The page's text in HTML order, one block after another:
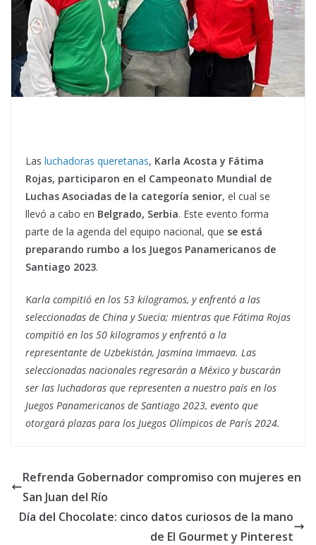
Las luchadoras queretanas, Karla Acosta y Fátima
Rojas, participaron en el Campeonato Mundial de
Luchas Asociadas de la categoría senior, el cual se
llevó a cabo en Belgrado, Serbia. Este evento forma
parte de la agenda del equipo nacional, que se está
preparando rumbo a los Juegos Panamericanos de
Santiago 2023.
Karla compitió en los 53 kilogramos, y enfrentó a las
seleccionadas de China y Suecia; mientras que Fátima Rojas
compitió en los 50 kilogramos y enfrentó a la
representante de Uzbekistán, Jasmina Immaeva. Las
seleccionadas nacionales regresarán a México y buscarán
ser las luchadoras que representen a nuestro país en los
Juegos Panamericanos de Santiago 2023, evento que
otorgará plazas para los Juegos Olímpicos de París 2024.
Refrenda Gobernador compromiso con mujeres en
San Juan del Río
Día del Chocolate: cinco datos curiosos de la mano
de El Gourmet y Pinterest